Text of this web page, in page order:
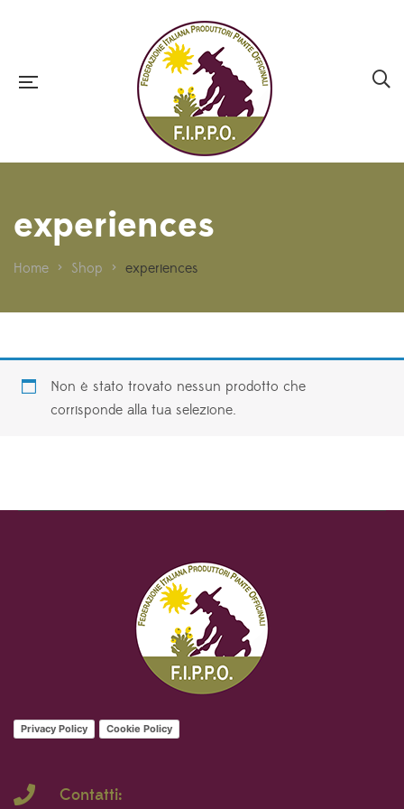
experiences
Home > Shop > experiences
Non è stato trovato nessun prodotto che
corrisponde alla tua selezione.
Privacy Policy Cookie Policy
Contatti: